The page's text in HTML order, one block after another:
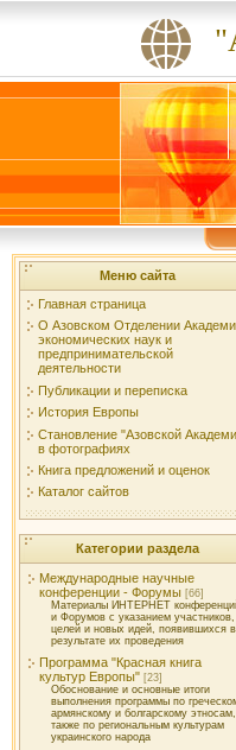
Меню сайта
Главная страница
О Азовском Отделении
экономических наук и
предпринимательской
деятельности
Публикации и переписка
История Европы
Становление "Азовской
в фотографиях
Книга предложений и оценок
Каталог сайтов
Категории раздела
Международные научные
конференции - Форумы [66]
Материалы ИНТЕРНЕТ
и Форумов с указанием участников,
целей и новых идей, появившихся в
результате их проведения
Программа "Красная книга
культур Европы" [23]
Обоснование и основные итоги
выполнения программы по
армянскому и болгарскому
также по региональным культурам
украинского народа